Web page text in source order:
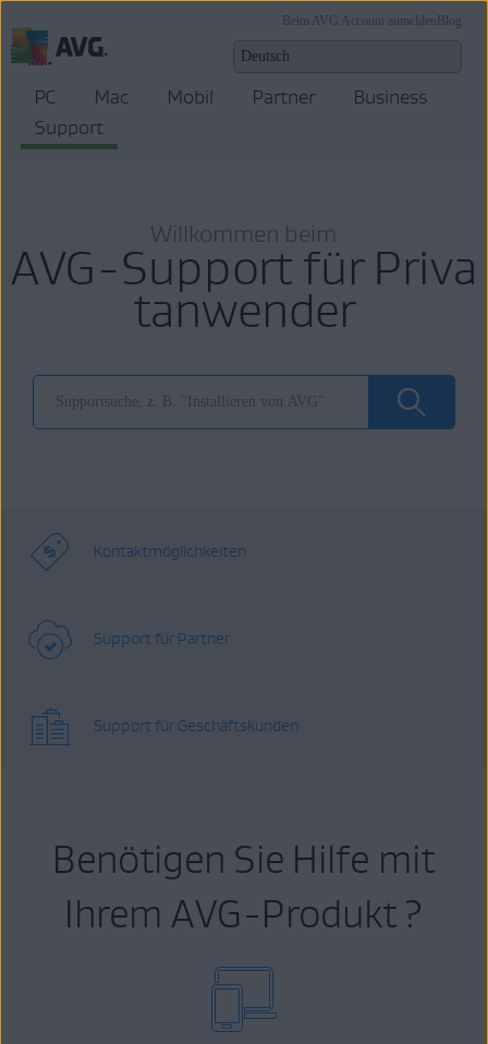
Blog
Beim AVG Account anmelden
PC Mac Mobil Partner
Business
Support
Willkommen beim
AVG-Support für Priva
tanwender
Kontaktmöglichkeiten
Support für Partner
Support für Geschäftskunden
Benötigen Sie Hilfe mit
Ihrem AVG-Produkt ?